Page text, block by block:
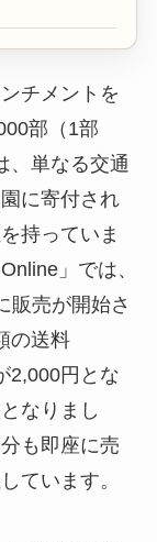
チメントを
部（1部
、単なる交通
に寄付され
持っていま
」では、
販売が開始さ
の送料
2,000円とな
なりまし
も即座に売
ています。